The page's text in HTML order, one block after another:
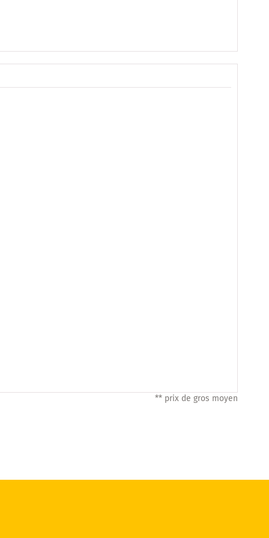
** prix de gros moyen